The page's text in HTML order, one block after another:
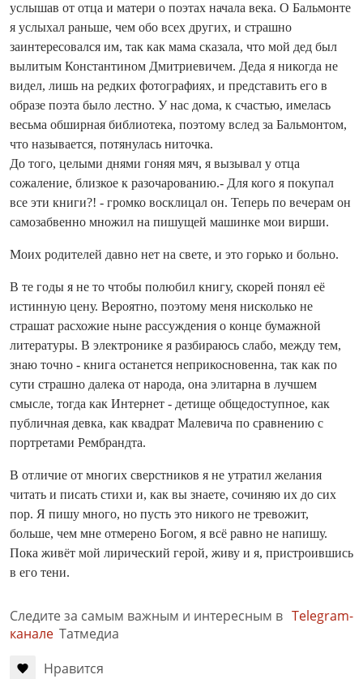
услышав от отца и матери о поэтах начала века. О Бальмонте
я услыхал раньше, чем обо всех других, и страшно
заинтересовался им, так как мама сказала, что мой дед был
вылитым Константином Дмитриевичем. Деда я никогда не
видел, лишь на редких фотографиях, и представить его в
образе поэта было лестно. У нас дома, к счастью, имелась
весьма обширная библиотека, поэтому вслед за Бальмонтом,
что называется, потянулась ниточка.
До того, целыми днями гоняя мяч, я вызывал у отца
сожаление, близкое к разочарованию.- Для кого я покупал
все эти книги?! - громко восклицал он. Теперь по вечерам он
самозабвенно множил на пишущей машинке мои вирши.
Моих родителей давно нет на свете, и это горько и больно.
В те годы я не то чтобы полюбил книгу, скорей понял её
истинную цену. Вероятно, поэтому меня нисколько не
страшат расхожие ныне рассуждения о конце бумажной
литературы. В электронике я разбираюсь слабо, между тем,
знаю точно - книга останется неприкосновенна, так как по
сути страшно далека от народа, она элитарна в лучшем
смысле, тогда как Интернет - детище общедоступное, как
публичная девка, как квадрат Малевича по сравнению с
портретами Рембрандта.
В отличие от многих сверстников я не утратил желания
читать и писать стихи и, как вы знаете, сочиняю их до сих
пор. Я пишу много, но пусть это никого не тревожит,
больше, чем мне отмерено Богом, я всё равно не напишу.
Пока живёт мой лирический герой, живу и я, пристроившись
в его тени.
Следите за самым важным и интересным в Telegram-
канале Татмедиа
Нравится